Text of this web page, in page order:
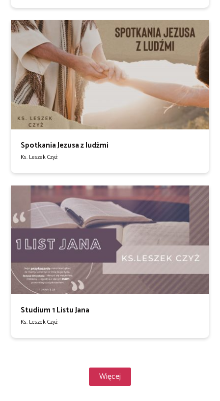
Spotkania Jezusa z ludźmi
Ks. Leszek Czyż
Studium 1 Listu Jana
Ks. Leszek Czyż
Więcej